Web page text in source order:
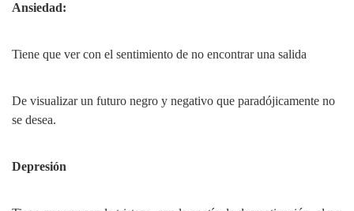
Ansiedad:
Tiene que ver con el sentimiento de no encontrar una salida
De visualizar un futuro negro y negativo que paradójicamente no
se desea.
Depresión